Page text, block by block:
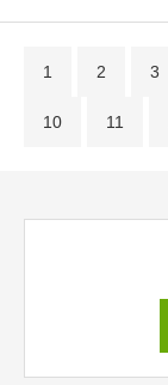
1 2 3
10 11